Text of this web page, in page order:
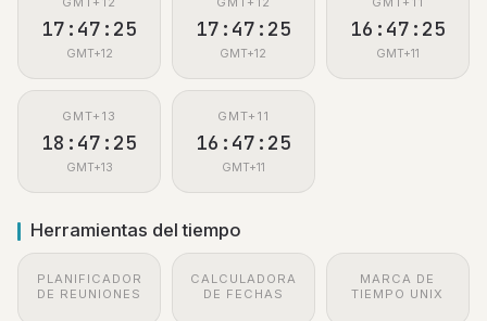
17:47:26
GMT+12
17:47:26
GMT+12
16:47:26
GMT+11
GMT+13
18:47:26
GMT+13
GMT+11
16:47:26
GMT+11
Herramientas del tiempo
PLANIFICADOR
DE REUNIONES
CALCULADORA
DE FECHAS
MARCA DE
TIEMPO UNIX